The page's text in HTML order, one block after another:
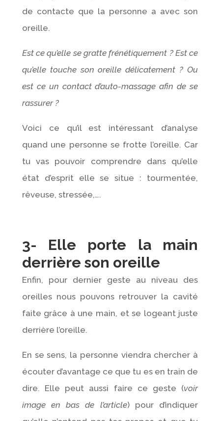
de contacte que la personne a avec son
oreille.
Est ce qu’elle se gratte frénétiquement ? Est ce
qu’elle touche son oreille délicatement ? Ou
est ce un contact d’auto-massage afin de se
rassurer ?
Voici ce qu’il est intéressant d’analyse
quand une personne se frotte l’oreille. Car
tu vas pouvoir comprendre dans qu’elle
état d’esprit elle se situe : tourmentée,
rêveuse, stressée,….
3- Elle porte la main
derrière son oreille
Enfin, pour dernier geste au niveau des
oreilles nous pouvons retrouver la cavité
faite grâce à une main, et se logeant juste
derrière l’oreille.
En se sens, la personne viendra chercher à
écouter d’avantage ce que tu es en train de
dire. Elle peut aussi faire ce geste (voir
image en bas de l’article) pour d’indiquer